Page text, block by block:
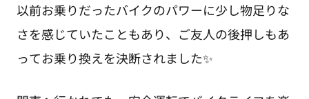
以前お乗りだったバイクのパワーに少し物足りな
さを感じていたこともあり、ご友人の後押しもあ
ってお乗り換えを決断されました✨